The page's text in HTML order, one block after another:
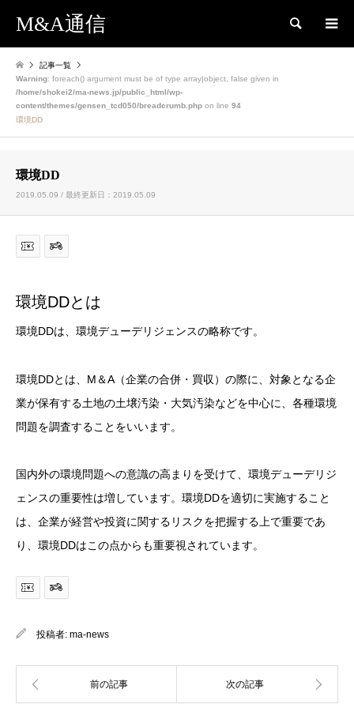
M&A通信 検索
記事一覧
Warning: foreach() argument must be of type array|object, false given in
/home/shokei2/ma-news.jp/public_html/wp-
content/themes/gensen_tcd050/breadcrumb.php on line 94
環境DD
環境DD
2019.05.09 / 最終更新日：2019.05.09
環境DDとは
環境DDは、環境デューデリジェンスの略称です。
環境DDとは、M＆A（企業の合併・買収）の際に、対象となる企
業が保有する土地の土壌汚染・大気汚染などを中心に、各種環境
問題を調査することをいいます。
国内外の環境問題への意識の高まりを受けて、環境デューデリジ
ェンスの重要性は増しています。環境DDを適切に実施すること
は、企業が経営や投資に関するリスクを把握する上で重要であ
り、環境DDはこの点からも重要視されています。
投稿者: ma-news